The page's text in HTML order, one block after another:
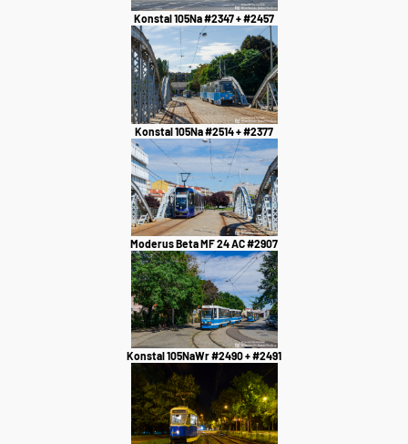
Konstal 105Na #2347 + #2457
Konstal 105Na #2514 + #2377
Moderus Beta MF 24 AC #2907
Konstal 105NaWr #2490 + #2491